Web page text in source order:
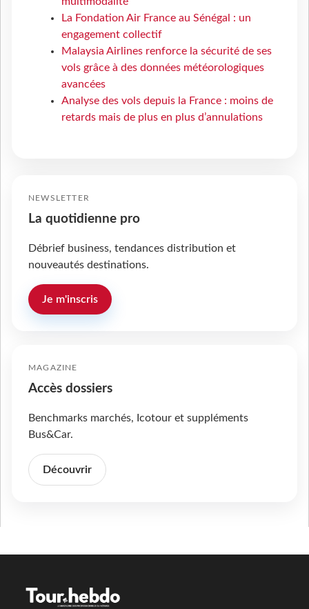
La Fondation Air France au Sénégal : un
engagement collectif
Malaysia Airlines renforce la sécurité de ses
vols grâce à des données météorologiques
avancées
Analyse des vols depuis la France : moins de
retards mais de plus en plus d’annulations
NEWSLETTER
La quotidienne pro
Débrief business, tendances distribution et
nouveautés destinations.
Je m'inscris
MAGAZINE
Accès dossiers
Benchmarks marchés, Icotour et suppléments
Bus&Car.
Découvrir